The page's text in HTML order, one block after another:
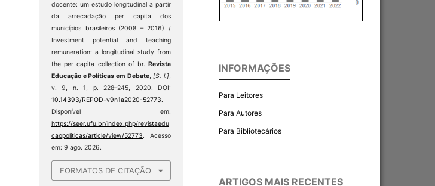
docente: um estudo longitudinal a partir
da arrecadação per capita dos
municípios brasileiros (2008 – 2016) /
Investment potential and teaching
remuneration: a longitudinal study from
the per capita collection of br. Revista
Educação e Políticas em Debate,[S. l.],
v. 9, n. 1, p. 228–245, 2020. DOI:
10.14393/REPOD-v9n1a2020-52773.
Disponível em:
https://seer.ufu.br/index.php/revistaedu
caopoliticas/article/view/52773. Acesso
em: 9 ago. 2026.
FORMATOS DE CITAÇÃO
INFORMAÇÕES
Para Leitores
Para Autores
Para Bibliotecários
ARTIGOS MAIS RECENTES